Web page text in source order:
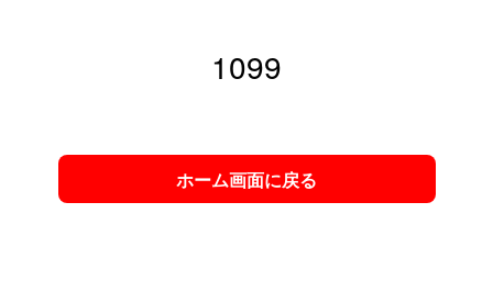
1099
ホーム画面に戻る